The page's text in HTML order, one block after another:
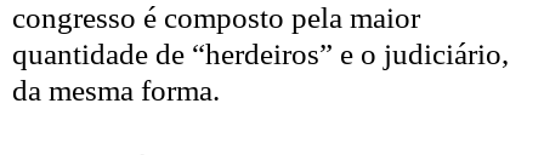
congresso é composto pela maior
quantidade de “herdeiros” e o judiciário,
da mesma forma.